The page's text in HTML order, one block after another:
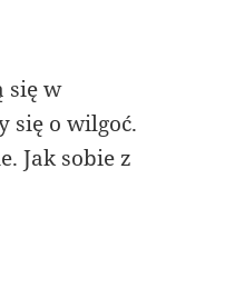
się w
się o wilgoć.
Jak sobie z